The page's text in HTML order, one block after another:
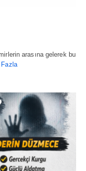
arasına gelerek bu
Fazla